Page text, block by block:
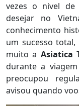
vezes o nivel de
desejar no
conhecimento
um sucesso
muito a Asiatica
durante a
preocupou
avisou quando